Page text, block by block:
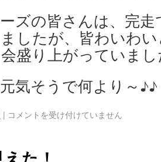
ズの皆さんは、完
したが、皆わいわ
盛り上がっていま
気そうで何より～♪♪
| コメントを受け付けていません